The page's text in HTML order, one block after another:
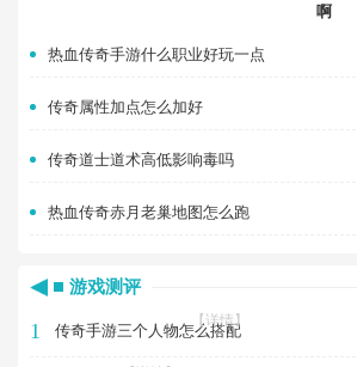
啊
热血传奇手游什么职业好玩一点
传奇属性加点怎么加好
传奇道士道术高低影响毒吗
热血传奇赤月老巢地图怎么跑
游戏测评
1 传奇手游三个人物怎么搭配
【详情】